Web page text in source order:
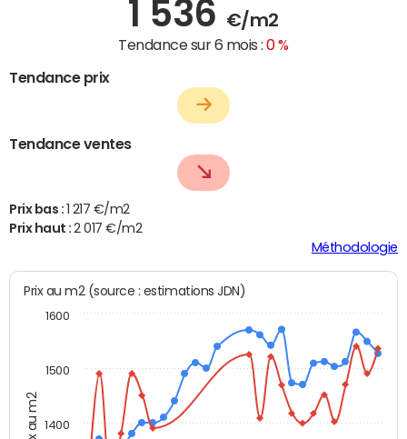
1 536 €/m2
Tendance sur 6 mois :0 %
Tendance prix
Tendance ventes
Prix bas :
1 217 €/m2
Prix haut :2 017 €/m2
Méthodologie
Prix au m2
Prix au m2 (source : estimations JDN)
1400
1500
1600